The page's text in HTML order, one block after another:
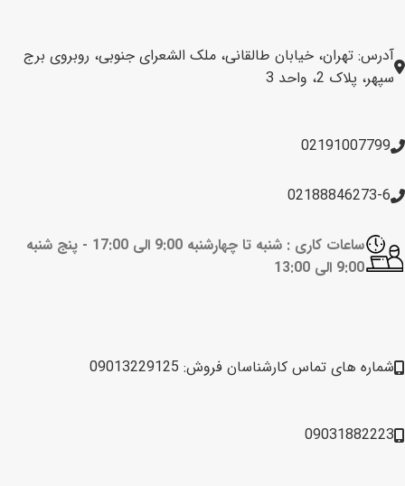
آدرس: تهران، خیابان طالقانی، ملک الشعرای جنوبی، روبروی برج
سپهر، پلاک 2، واحد 3
02191007799
02188846273-6
ساعات کاری : شنبه تا چهارشنبه 9:00 الی 17:00 -
پنج شنبه
9:00 الی 13:00
شماره های تماس کارشناسان فروش: 09013229125
09031882223